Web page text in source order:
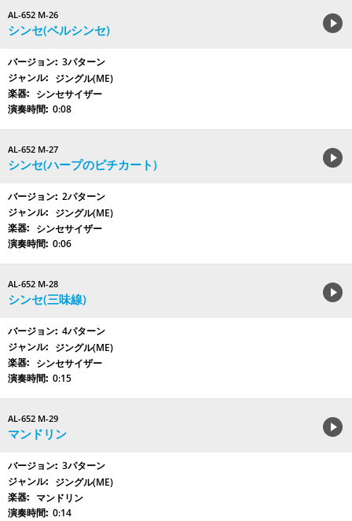
AL-652 M-26
シンセ(ベルシンセ)
3パターン
ジングル(ME)
シンセサイザー
0:08
AL-652 M-27
シンセ(ハープのピチカート)
2パターン
ジングル(ME)
シンセサイザー
0:06
AL-652 M-28
シンセ(三味線)
4パターン
ジングル(ME)
シンセサイザー
0:15
AL-652 M-29
マンドリン
3パターン
ジングル(ME)
マンドリン
0:14